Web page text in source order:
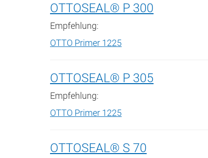
OTTOSEAL® P 300
Empfehlung:
OTTO Primer 1225
OTTOSEAL® P 305
Empfehlung:
OTTO Primer 1225
OTTOSEAL® S 70